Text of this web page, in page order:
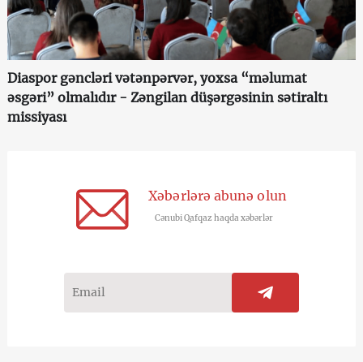
Diaspor gəncləri vətənpərvər, yoxsa “məlumat
əsgəri” olmalıdır - Zəngilan düşərgəsinin sətiraltı
missiyası
Xəbərlərə abunə olun
Cənubi Qafqaz haqda xəbərlər